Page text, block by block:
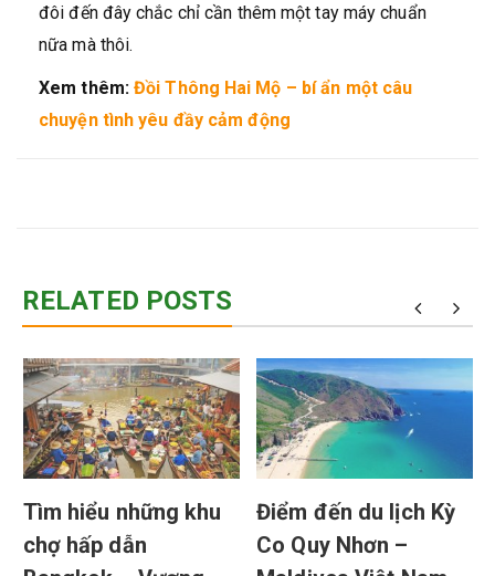
đôi đến đây chắc chỉ cần thêm một tay máy chuẩn
nữa mà thôi.
Xem thêm: Đồi Thông Hai Mộ – bí ẩn một câu
chuyện tình yêu đầy cảm động
RELATED POSTS
Tìm hiểu những khu
chợ hấp dẫn
Điểm đến du lịch Kỳ
Co Quy Nhơn –